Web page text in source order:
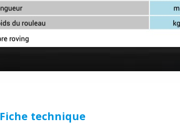
Fiche technique